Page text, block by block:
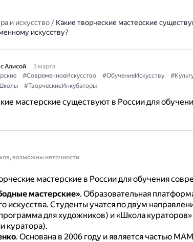
и искусство/ Какие творческие мастерские
искусству?
Алисой
3 марта
#СовременноеИскусство #ОбучениеИскусству
#ТворческиеИнкубаторы
мастерские существуют в России для
возможны неточности
мастерские в России для обучения
мастерские». Образовательная
искусства. Студенты учатся по двум
для художников) и «Школа
куратора).
. Основана в 2006 году и является частью